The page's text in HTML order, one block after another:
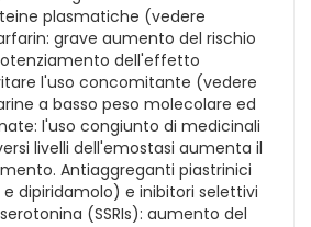
plasmatiche (vedere
grave aumento del rischio
dell'effetto
l'uso concomitante (vedere
a basso peso molecolare ed
l'uso congiunto di medicinali
livelli dell'emostasi aumenta il
Antiaggreganti piastrinici
dipiridamolo) e inibitori selettivi
(SSRIs): aumento del